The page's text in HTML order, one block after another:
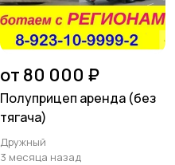
от 80 000 ₽
Полуприцеп аренда (без
тягача)
Дружный
3 месяца назад